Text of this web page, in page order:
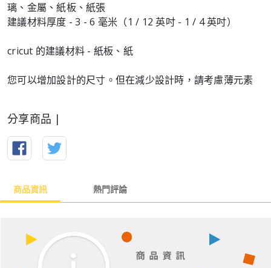
璃、金屬、紙板、紙張
建議材料厚度 - 3 - 6 毫米（1 / 12 英吋 - 1 / 4 英吋）
cricut 的建議材料 - 紙板、紙
分享商品 |
商品資訊 熱門評論